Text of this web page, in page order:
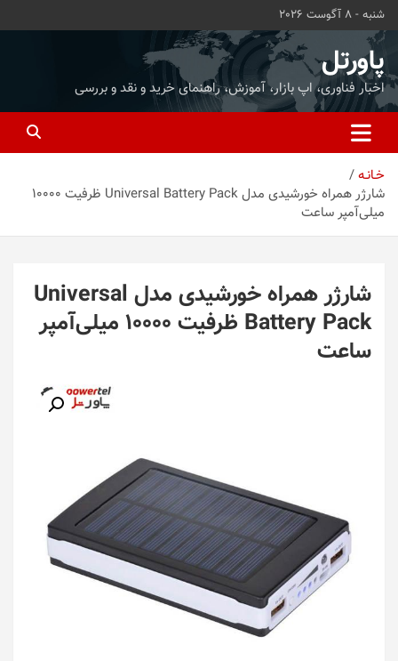
شنبه - 8 آگوست 2026
پاورتل
اخبار فناوری، اپ بازار، آموزش، راهنمای خرید و نقد و بررسی
خـانـه
شارژر همراه خورشیدی مدل Universal Battery Pack ظرفیت 10000
میلی‌آمپر ساعت
شارژر همراه خورشیدی مدل Universal
Battery Pack ظرفیت 10000 میلی‌آمپر
ساعت